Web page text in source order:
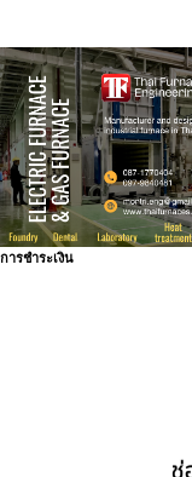
การชำระเงิน